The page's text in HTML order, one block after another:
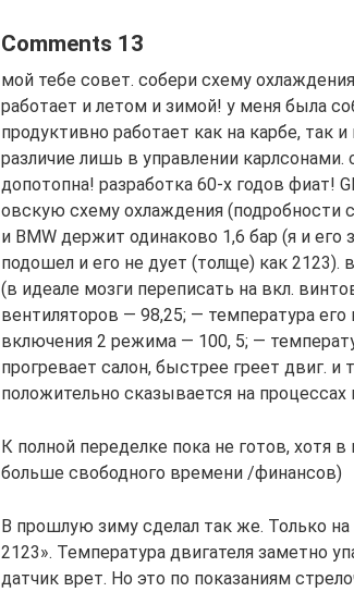
Comments 13
мой тебе совет. собери схему
работает и летом и зимой! у меня была
продуктивно работает как на карбе, так
различие лишь в управлении
допотопна! разработка 60-х годов фиат!
овскую схему охлаждения (подробности
и BMW держит одинаково 1,6 бар (я и его
подошел и его не дует (толще) как
(в идеале мозги переписать на вкл.
вентиляторов — 98,25; — температура
включения 2 режима — 100, 5; —
прогревает салон, быстрее греет двиг.
положительно сказывается на
К полной переделке пока не готов, хотя
больше свободного времени /финансов)
В прошлую зиму сделал так же. Только
2123». Температура двигателя заметно
датчик врет. Но это по показаниям